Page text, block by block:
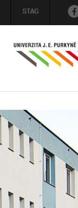
STAG